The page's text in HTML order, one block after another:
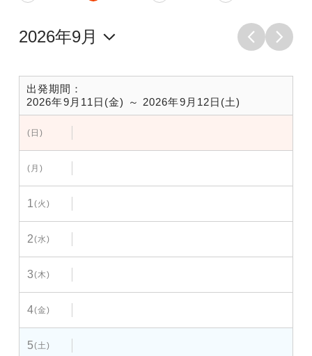
出発期間：
2026年9月11日(金) ～ 2026年9月12日(土)
(日)
(月)
1(火)
2(水)
3(木)
4(金)
5(土)